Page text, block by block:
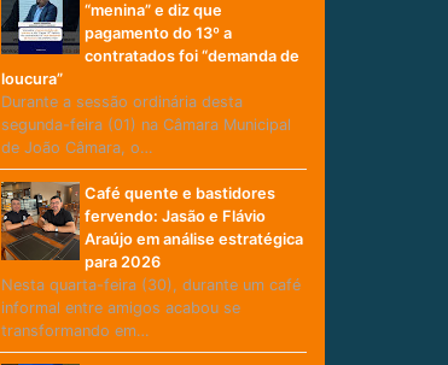
“menina” e diz que
pagamento do 13º a
contratados foi “demanda de
loucura”
Durante a sessão ordinária desta
segunda-feira (01) na Câmara Municipal
de João Câmara, o…
Café quente e bastidores
fervendo: Jasão e Flávio
Araújo em análise estratégica
para 2026
Nesta quarta-feira (30), durante um café
informal entre amigos acabou se
transformando em…